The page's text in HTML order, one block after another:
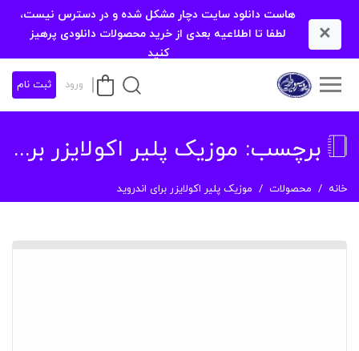
×
هاست دانلود سایت دچار مشکل شده و در دسترس نیست،
لطفا تا اطلاعیه بعدی از خرید محصولات دانلودی پرهیز
کنید
ورود ثبت نام
برچسب: موزیک پلیر اکولایزر برای اندروید
خانه محصولات موزیک پلیر اکولایزر برای اندروید